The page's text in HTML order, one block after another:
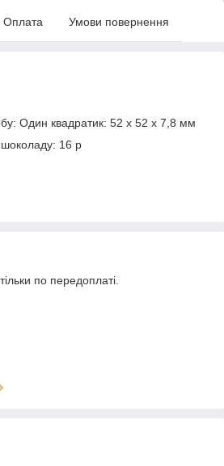
Оплата Умови повернення
Один квадратик: 52 х 52 х 7,8 мм
шоколаду: 16 р
по передоплаті.